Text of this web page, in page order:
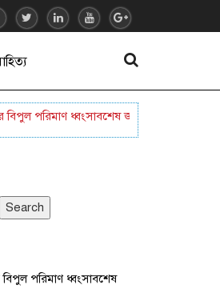
পরিমাণ ধ্বংসাবশেষ জনসম্মুখে আনল ইরান
Search
পরিমাণ ধ্বংসাবশেষ